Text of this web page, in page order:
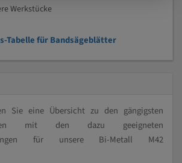
Werkstücke
Tabelle für Bandsägeblätter
Sie eine Übersicht zu den gängigsten
mit den dazu geeigneten
für unsere Bi-Metall M42